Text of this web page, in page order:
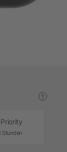
?
Priority
Stunden